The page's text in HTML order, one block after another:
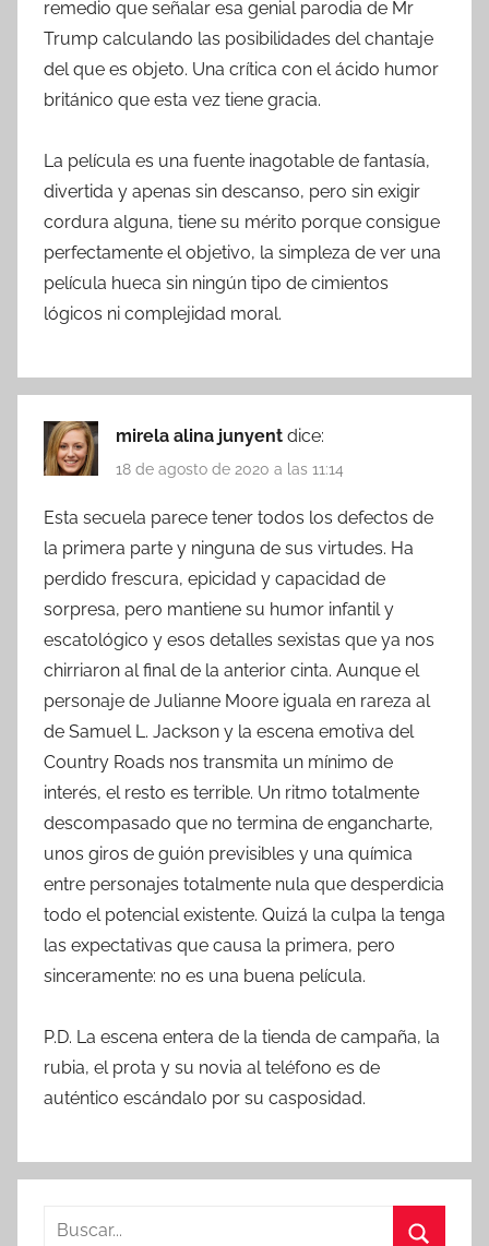
remedio que señalar esa genial parodia de Mr
Trump calculando las posibilidades del chantaje
del que es objeto. Una crítica con el ácido humor
británico que esta vez tiene gracia.
La película es una fuente inagotable de fantasía,
divertida y apenas sin descanso, pero sin exigir
cordura alguna, tiene su mérito porque consigue
perfectamente el objetivo, la simpleza de ver una
película hueca sin ningún tipo de cimientos
lógicos ni complejidad moral.
mirela alina junyent dice:
18 de agosto de 2020 a las 11:14
Esta secuela parece tener todos los defectos de
la primera parte y ninguna de sus virtudes. Ha
perdido frescura, epicidad y capacidad de
sorpresa, pero mantiene su humor infantil y
escatológico y esos detalles sexistas que ya nos
chirriaron al final de la anterior cinta. Aunque el
personaje de Julianne Moore iguala en rareza al
de Samuel L. Jackson y la escena emotiva del
Country Roads nos transmita un mínimo de
interés, el resto es terrible. Un ritmo totalmente
descompasado que no termina de engancharte,
unos giros de guión previsibles y una química
entre personajes totalmente nula que desperdicia
todo el potencial existente. Quizá la culpa la tenga
las expectativas que causa la primera, pero
sinceramente: no es una buena película.
P.D. La escena entera de la tienda de campaña, la
rubia, el prota y su novia al teléfono es de
auténtico escándalo por su casposidad.